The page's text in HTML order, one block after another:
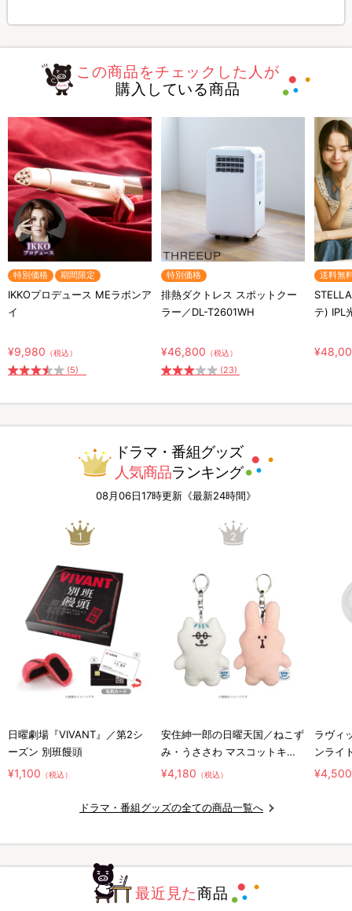
この商品をチェックした人が
購入している商品
特別価格 期間限定
IKKOプロデュース MEラボンア
イ
¥9,980 （税込）
(5)
特別価格
排熱ダクトレス スポットクー
ラー／DL-T2601WH
¥46,800 （税込）
(23)
送料無
テ) IPL
ドラマ・番組グッズ
人気商品ランキング
08月06日17時更新《最新24時間》
1
日曜劇場『VIVANT』／第2シ
ーズン 別班饅頭
¥1,100 （税込）
2
安住紳一郎の日曜天国／ねこず
み・うささわ マスコットキー
ホルダー2種セット
¥4,180 （税込）
ラヴィ
ンライ
¥4,500
ドラマ・番組グッズの全ての商品一覧へ
最近見た商品